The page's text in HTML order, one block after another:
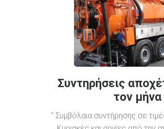
Συντηρήσεις
τον μήνα
" Συμβόλαια συντήρησης σε